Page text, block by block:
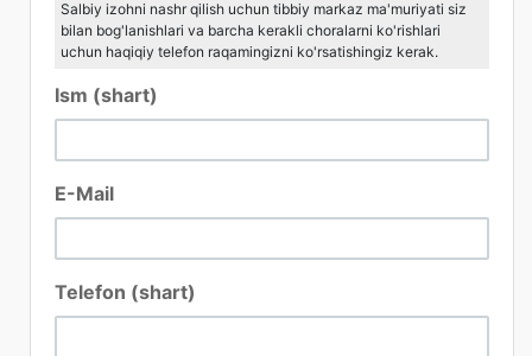
Salbiy izohni nashr qilish uchun tibbiy markaz ma'muriyati siz
bilan bog'lanishlari va barcha kerakli choralarni ko'rishlari
uchun haqiqiy telefon raqamingizni ko'rsatishingiz kerak.
Ism (shart)
E-Mail
Telefon (shart)